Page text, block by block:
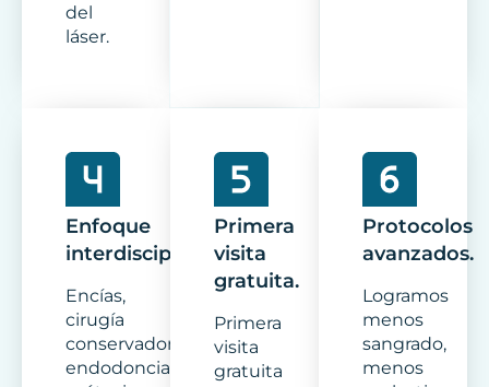
del
láser.
Enfoque
interdisciplinar.
Encías,
cirugía
conservadora,
endodoncia,
Primera
visita
gratuita.
Primera
visita
gratuita
Protocolos
avanzados.
Logramos
menos
sangrado,
menos